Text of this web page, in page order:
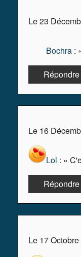
Le 23
Bochra :
Le 16
Lol : «
Le 17